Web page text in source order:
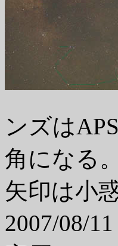
ンズは
角になる
矢印は小惑
2007/08/